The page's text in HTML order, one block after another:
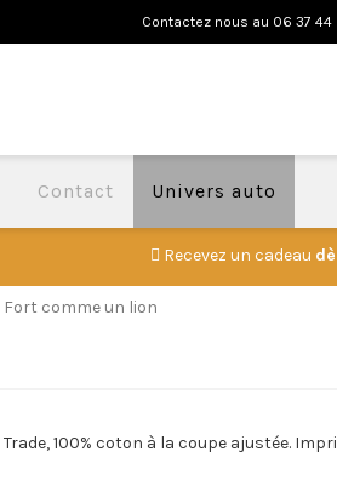
Contactez nous au 06 37 44
Contact Univers auto
Recevez un cadeau
comme un lion
100% coton à la coupe ajustée.